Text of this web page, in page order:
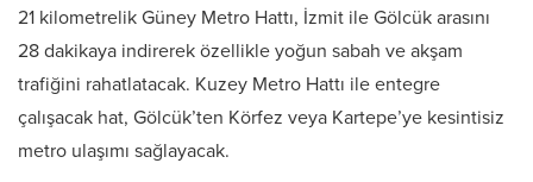
21 kilometrelik Güney Metro Hattı, İzmit ile Gölcük arasını
28 dakikaya indirerek özellikle yoğun sabah ve akşam
trafiğini rahatlatacak. Kuzey Metro Hattı ile entegre
çalışacak hat, Gölcük’ten Körfez veya Kartepe’ye kesintisiz
metro ulaşımı sağlayacak.